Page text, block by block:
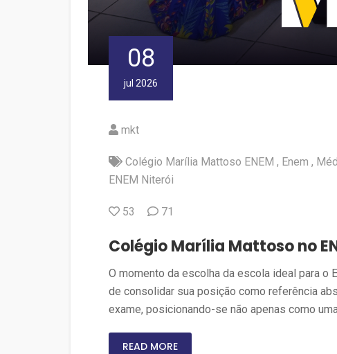
08
jul 2026
mkt
Colégio Marília Mattoso ENEM Enem
ENEM Niterói
53 71
Colégio Marília Mattoso no
O momento da escolha da escola ideal para
de consolidar sua posição como referência
exame, posicionando-se não apenas como
READ MORE